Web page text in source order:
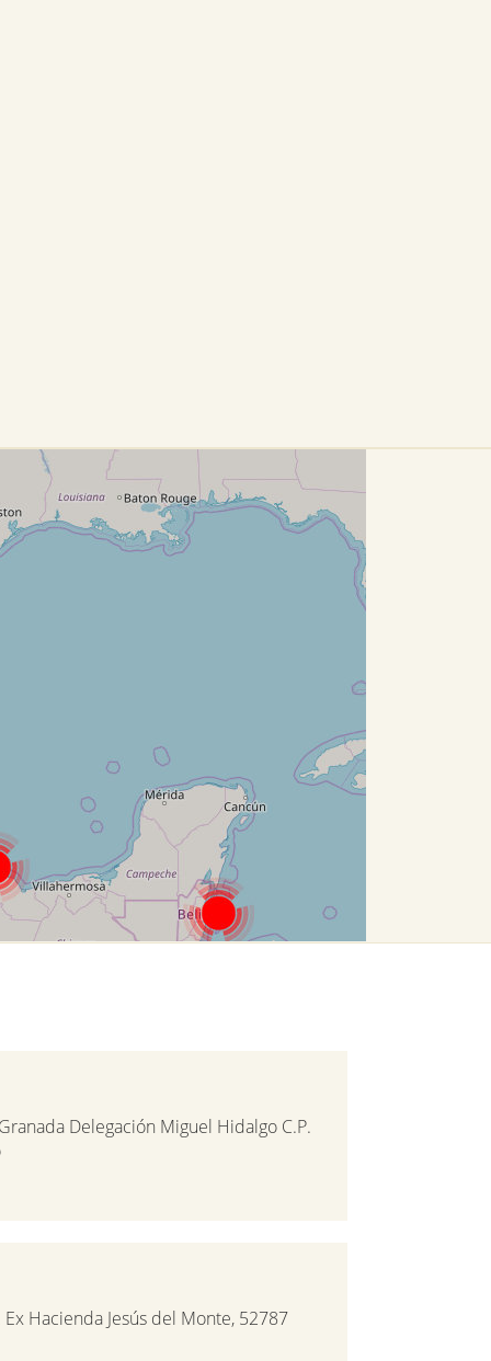
Delegación Miguel Hidalgo C.P.
Hacienda Jesús del Monte, 52787